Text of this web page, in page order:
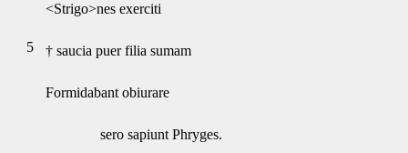
<Strigo>nes exerciti
5 † saucia puer filia sumam
Formidabant obiurare
sero sapiunt Phryges.